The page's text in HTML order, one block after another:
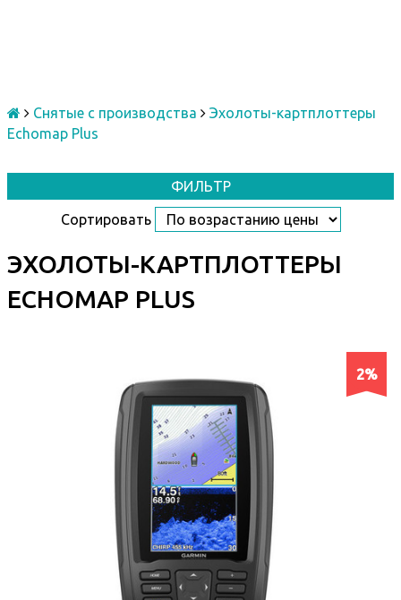
Снятые с производства
Эхолоты-картплоттеры
Echomap Plus
ФИЛЬТР
Сортировать
ЭХОЛОТЫ-КАРТПЛОТТЕРЫ
ECHOMAP PLUS
2%